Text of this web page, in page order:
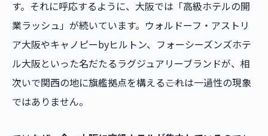
す。それに呼応するように、大阪では「高級ホテルの開
業ラッシュ」が続いています。ウォルドーフ・アストリ
ア大阪やキャノピーbyヒルトン、フォーシーズンズホテ
ル大阪といった名だたるラグジュアリーブランドが、相
次いで関西の地に旗艦拠点を構える――これは一過性の現象
ではありません。